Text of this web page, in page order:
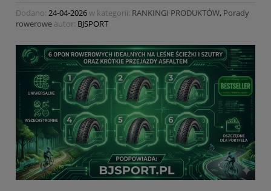
Dodano: 24-04-2026w kategorii: RANKINGI PRODUKTÓW, Porady
rowerowe autor: BJSPORT